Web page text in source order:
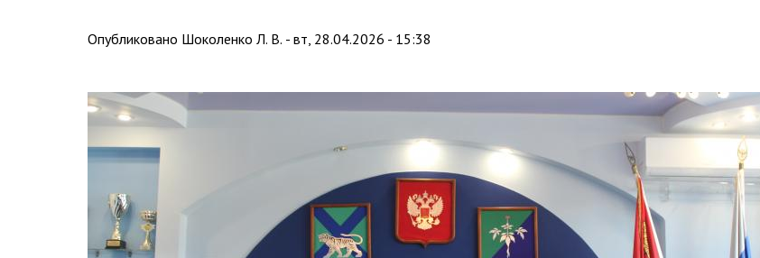
Опубликовано Шоколенко Л. В. - вт, 28.04.2026 - 15:38